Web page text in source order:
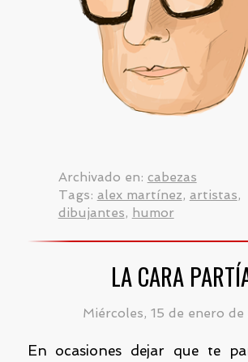
Archivado en: cabezas
Tags: alex martínez, artistas,
dibujantes, humor
LA CARA
Miércoles, 15 de enero de
En ocasiones dejar que te